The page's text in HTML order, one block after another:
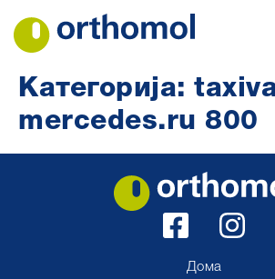
Категорија:
mercedes.ru 800
Дома